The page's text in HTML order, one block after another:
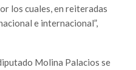
los cuales, en reiteradas
e internacional”,
Molina Palacios se